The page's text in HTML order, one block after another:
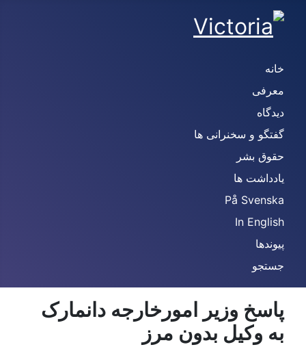
خانه
معرفی
دیدگاه
گفتگو و سخنرانی ها
حقوق بشر
یادداشت ها
På Svenska
In English
پیوندها
جستجو
پاسخ وزیر امورخارجه دانمارک
به وکیل بدون مرز